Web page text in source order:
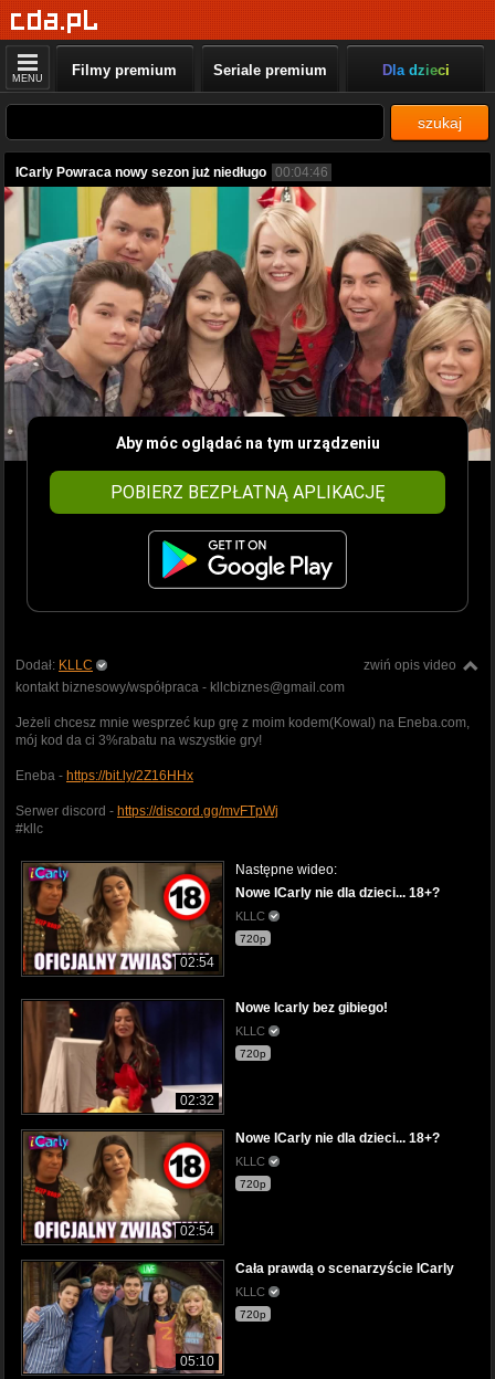
MENU Filmy premium Seriale premium Dla dzieci
szukaj
ICarly Powraca nowy sezon już niedługo 00:04:46
Aby móc oglądać na tym urządzeniu
POBIERZ BEZPŁATNĄ APLIKACJĘ
zwiń opis video
Dodał: KLLC
kontakt biznesowy/współpraca - kllcbiznes@gmail.com
Jeżeli chcesz mnie wesprzeć kup grę z moim kodem(Kowal) na Eneba.com,
mój kod da ci 3%rabatu na wszystkie gry!
Eneba - https://bit.ly/2Z16HHx
Serwer discord - https://discord.gg/mvFTpWj
#kllc
02:54
Następne wideo:
Nowe ICarly nie dla dzieci... 18+?
KLLC
720p
02:32
Nowe Icarly bez gibiego!
KLLC
720p
02:54
Nowe ICarly nie dla dzieci... 18+?
KLLC
720p
05:10
Cała prawdą o scenarzyście ICarly
KLLC
720p